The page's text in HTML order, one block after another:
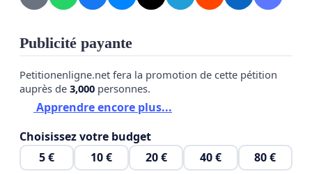
Publicité payante
Petitionenligne.net fera la promotion de cette pétition
auprès de 3,000 personnes.
Apprendre encore plus...
Choisissez votre budget
5 €
10 € 20 € 40 € 80 €